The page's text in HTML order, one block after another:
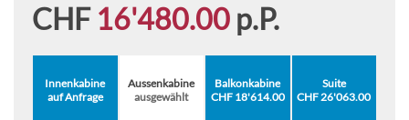
CHF 16'480.00 p.P.
Innenkabine
auf Anfrage
Aussenkabine
ausgewählt
Balkonkabine
CHF 18'614.00
Suite
CHF 26'063.00